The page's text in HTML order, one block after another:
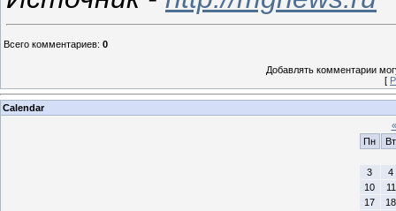
Всего комментариев: 0
Добавлять комментарии
[
Calendar
«
Пн
Вт
3
4
10
11
17
18